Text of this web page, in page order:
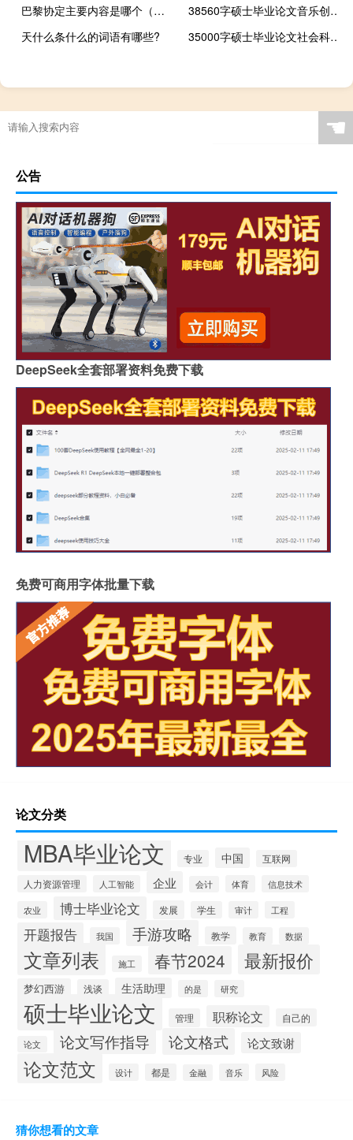
巴黎协定主要内容是哪个（巴黎协定主要内容）
38560字硕士毕业论文音乐创作硕士论文参考范文——论音乐会组曲创作的深层文化内涵
天什么条什么的词语有哪些?
35000字硕士毕业论文社会科学论文范文:族群协同——社会冲突的解决方案
☚
公告
DeepSeek全套部署资料免费下载
免费可商用字体批量下载
论文分类
MBA毕业论文 专业 中国
互联网
人力资源管理
人工智能 企业 会计 体育 信息技术
农业 博士毕业论文 发展 学生 审计 工程
开题报告 我国 手游攻略 教学 教育 数据
文章列表 施工 春节2024 最新报价
梦幻西游 浅谈 生活助理 的是 研究
硕士毕业论文 管理 职称论文 自己的
论文 论文写作指导 论文格式 论文致谢
论文范文 设计 都是 金融 音乐 风险
猜你想看的文章